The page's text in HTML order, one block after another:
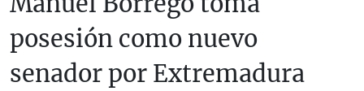
posesión como nuevo
senador por Extremadura